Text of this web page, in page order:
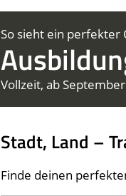
So sieht ein perfekter
Vollzeit, ab
Stadt, Land –
Finde deinen